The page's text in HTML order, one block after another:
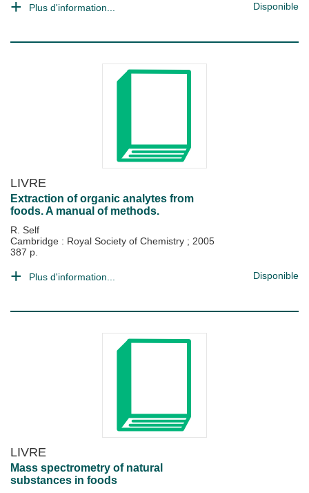
Plus d'information... Disponible
LIVRE
Extraction of organic analytes from
foods. A manual of methods.
R. Self
Cambridge : Royal Society of Chemistry ; 2005
387 p.
Plus d'information... Disponible
LIVRE
Mass spectrometry of natural
substances in foods